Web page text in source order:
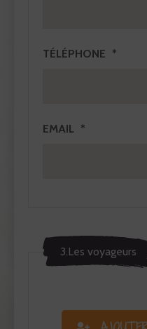
TÉLÉPHONE
EMAIL
3.Les voyageurs